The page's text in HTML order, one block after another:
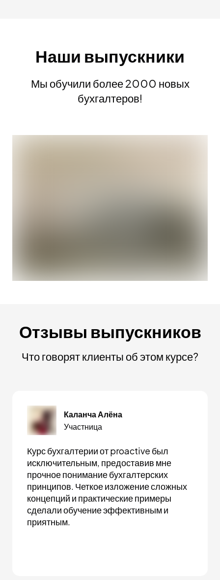
Наши выпускники
Мы обучили более 2000 новых
бухгалтеров!
Отзывы выпускников
Что говорят клиенты об этом курсе?
Каланча Алёна
Участница
Курс бухгалтерии от proactive был
исключительным, предоставив мне
прочное понимание бухгалтерских
принципов. Четкое изложение сложных
концепций и практические примеры
сделали обучение эффективным и
приятным.